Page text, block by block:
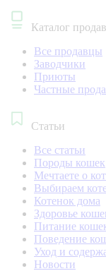
Каталог
Все продавцы
Заводчики
Приюты
Частные
Статьи
Все статьи
Породы кошек
Мечтаете о
Выбираем
Котенок дома
Здоровье
Питание
Поведение
Уход и
Новости